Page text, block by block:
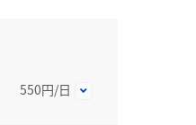
550円/日